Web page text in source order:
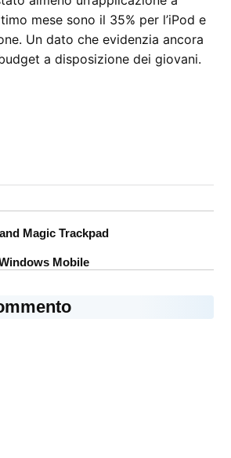
mese sono il 35% per l’iPod e
Un dato che evidenzia ancora
a disposizione dei giovani.
Magic Trackpad
Mobile